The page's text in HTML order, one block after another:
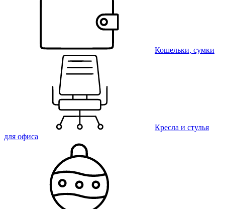
Кошельки, сумки
Кресла и стулья
для офиса